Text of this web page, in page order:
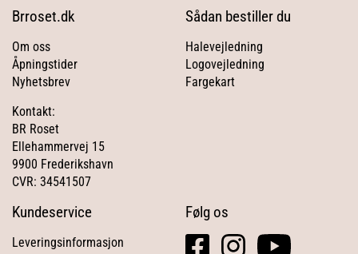
Brroset.dk
Om oss
Åpningstider
Nyhetsbrev
Kontakt:
BR Roset
Ellehammervej 15
9900 Frederikshavn
CVR: 34541507
Sådan bestiller du
Halevejledning
Logovejledning
Fargekart
Kundeservice
Leveringsinformasjon
Følg os
facebookinstagramyoutube